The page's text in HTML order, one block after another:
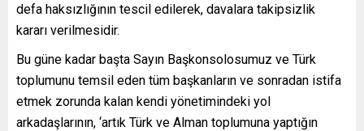
defa haksızlığının tescil edilerek, davalara takipsizlik
kararı verilmesidir.
Bu güne kadar başta Sayın Başkonsolosumuz ve Türk
toplumunu temsil eden tüm başkanların ve sonradan istifa
etmek zorunda kalan kendi yönetimindeki yol
arkadaşlarının, ‘artık Türk ve Alman toplumuna yaptığın